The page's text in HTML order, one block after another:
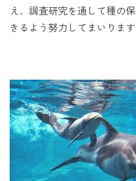
え、調査研究を通して種の
きるよう努力してまいります